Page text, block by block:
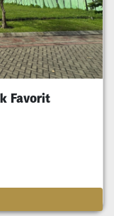
Favorit